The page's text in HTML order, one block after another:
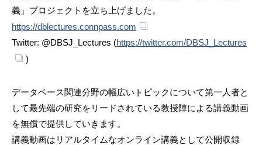
義」プロジェクトを立ち上げました。
https://dblectures.connpass.com
Twitter: @DBSJ_Lectures (https://twitter.com/DBSJ_Lectures
)
データベース関連分野の幅広いトピックについて第一人者と
して最先端の研究をリードされている教授陣による講義動画
を無償で提供していきます。
講義動画はリアルタイムなオンライン講義として公開収録